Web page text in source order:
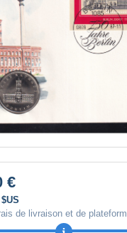
€
de livraison et de